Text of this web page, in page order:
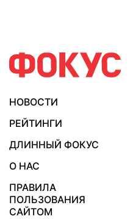
НОВОСТИ
РЕЙТИНГИ
ДЛИННЫЙ ФОКУС
О НАС
ПРАВИЛА
ПОЛЬЗОВАНИЯ
САЙТОМ